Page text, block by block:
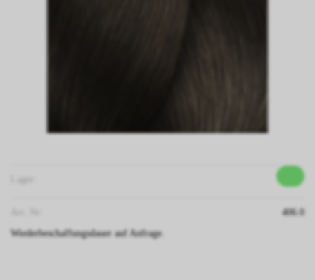
406.0
Wiederbeschaffungsdauer auf Anfrage.